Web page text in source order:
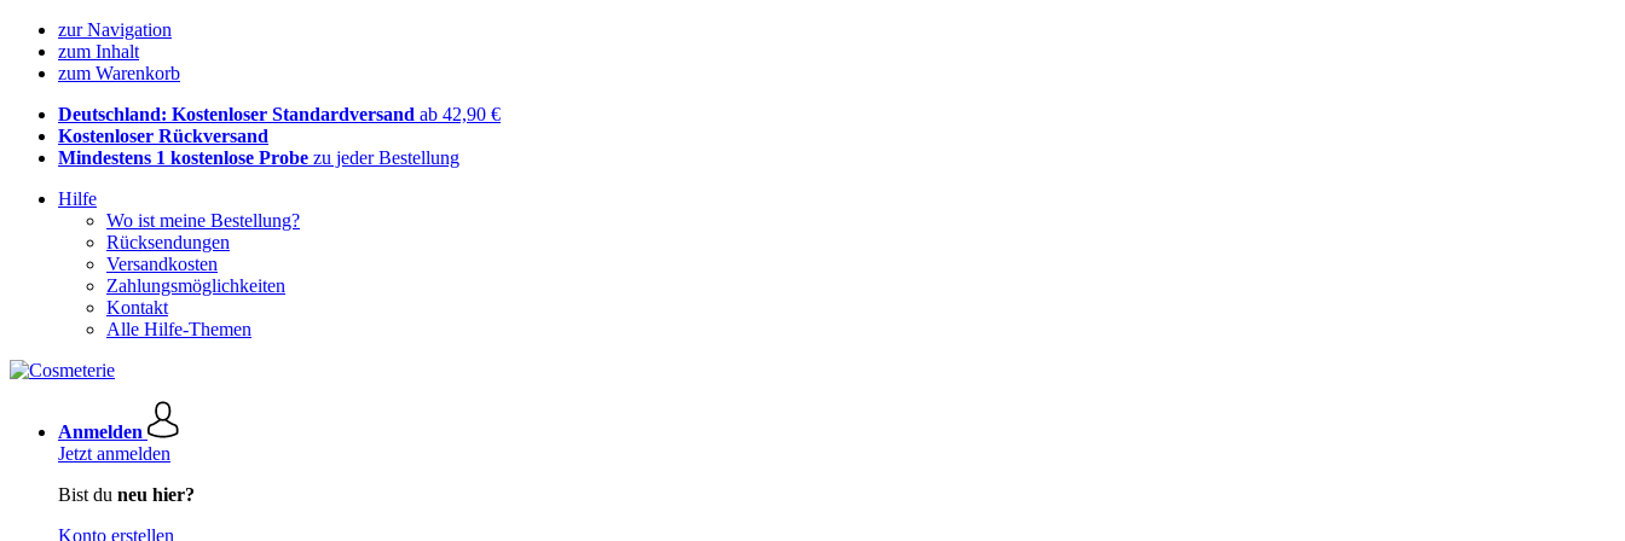
zur Navigation
zum Inhalt
zum Warenkorb
Deutschland: Kostenloser Standardversand ab 42,90 €
Kostenloser Rückversand
Mindestens 1 kostenlose Probe zu jeder Bestellung
Hilfe
Wo ist meine Bestellung?
Rücksendungen
Versandkosten
Zahlungsmöglichkeiten
Kontakt
Alle Hilfe-Themen
Anmelden
Jetzt anmelden
Bist du neu hier?
Konto erstellen